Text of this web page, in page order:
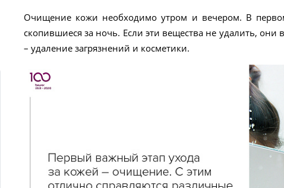
Очищение кожи необходимо утром и вечером. В первом
скопившиеся за ночь. Если эти вещества не удалить,
– удаление загрязнений и косметики.